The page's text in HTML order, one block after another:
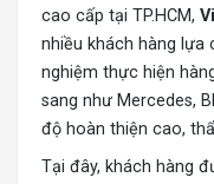
cao cấp tại TP.HCM,
nhiều khách hàng lựa
nghiệm thực hiện
sang như Mercedes,
độ hoàn thiện cao,
Tại đây, khách hàng